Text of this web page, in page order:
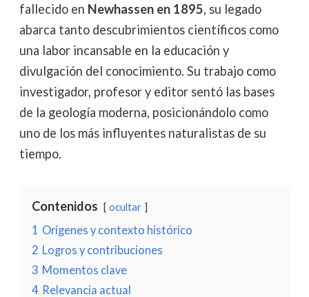
fallecido en Newhassen en 1895, su legado
abarca tanto descubrimientos científicos como
una labor incansable en la educación y
divulgación del conocimiento. Su trabajo como
investigador, profesor y editor sentó las bases
de la geología moderna, posicionándolo como
uno de los más influyentes naturalistas de su
tiempo.
Contenidos ocultar
1 Orígenes y contexto histórico
2 Logros y contribuciones
3 Momentos clave
4 Relevancia actual